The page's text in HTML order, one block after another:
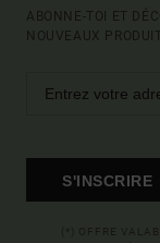
ABONNE-TOI ET
NOUVEAUX
S'INSCRIRE